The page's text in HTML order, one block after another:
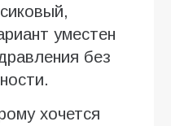
уместен
без
хочется